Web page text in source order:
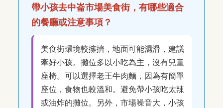
帶小孩去中崙市場美食街，有哪些適合
的餐廳或注意事項？
美食街環境較擁擠，地面可能濕滑，建議
牽好小孩。攤位多以小吃為主，沒有兒童
座椅。可以選擇老王牛肉麵，因為有簡單
座位，食物也較溫和。避免帶小孩吃太辣
或油炸的攤位。另外，市場噪音大，小孩